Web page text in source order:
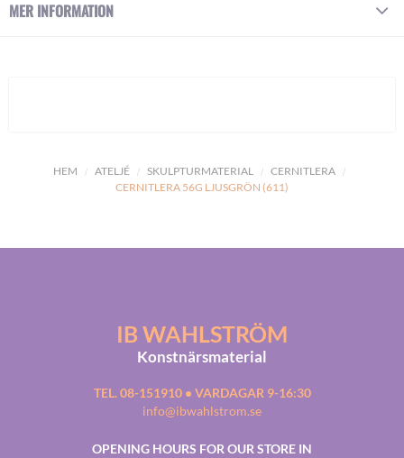
HEM ATELJÉ SKULPTURMATERIAL
CERNITLERA
CERNITLERA 56G LJUSGRÖN (611)
MER INFORMATION
IB WAHLSTRÖM
Konstnärsmaterial
TEL. 08-151910 • VARDAGAR 9-16:30
info@ibwahlstrom.se
OPENING HOURS FOR OUR STORE IN